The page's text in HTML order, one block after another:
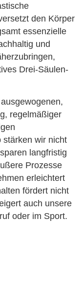
den Körper
essenzielle
und
Drei-Säulen-
regelmäßiger
stärken wir nicht
langfristig
Prozesse
erleichtert
fördert nicht
auch unsere
oder im Sport.